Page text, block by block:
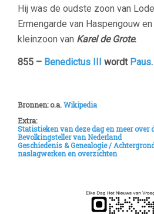
Hij was de oudste zoon van
Ermengarde van Haspengouw
kleinzoon van Karel de Grote.
855 – Benedictus III wordt Paus.
Bronnen: o.a.Wikipedia
Extra:
Statistieken van deze dag en meer over
Bevolkingsteller van Nederland
Geschiedenis & Genealogie /
naslagwerken en overzichten